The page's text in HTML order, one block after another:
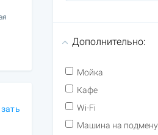
Дополнительно:
Мойка
Кафе
Wi-Fi
Машина на подмену